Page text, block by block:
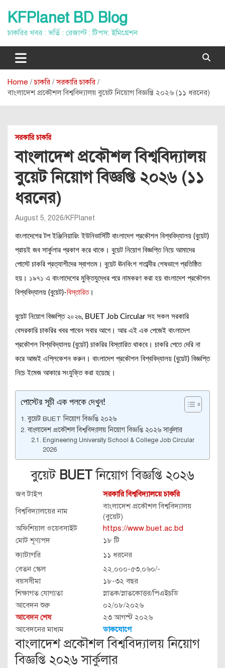
content
KFPlanet BD Blog
চাকরির খবর : ভর্তি : রেজাল্ট : টিপস: ইমিগ্রেশন
Home চাকরি
সরকারি চাকরি
বাংলাদেশ প্রকৌশল বিশ্ববিদ্যালয় বুয়েট নিয়োগ বিজ্ঞপ্তি ২০২৬ (১১ ধরনের)
সরকারি চাকরি
বাংলাদেশ প্রকৌশল বিশ্ববিদ্যালয়
বুয়েট নিয়োগ বিজ্ঞপ্তি ২০২৬ (১১
ধরনের)
August 5, 2026 KFPlanet
বাংলাদেশের টপ ইঞ্জিনিয়ারিং ইউনিভার্সিটি বাংলাদেশ প্রকৌশল বিশ্ববিদ্যালয় (বুয়েট)
প্রায়ই জব সার্কুলার প্রকাশ করে থাকে। বুয়েট নিয়োগ বিজ্ঞপ্তি নিয়ে আমাদের
পোস্টে চাকরি প্রত্যাশীদের স্বাগতম। বুয়েট ঊনবিংশ শতাব্দীর শেষভাগে প্রতিষ্ঠিত
হয়। ১৯৭১ এ বাংলাদেশের মুক্তিযুদ্ধের পরে নামকরণ করা হয় বাংলাদেশ প্রকৌশল
বিশ্ববিদ্যালয় (বুয়েট)-বিস্তারিত।
বুয়েট নিয়োগ বিজ্ঞপ্তি ২০২৬, BUET Job Circular সহ সকল সরকারি
বেসরকারি চাকরির খবর পাবেন সবার আগে। আর এই এক পেজেই বাংলাদেশ
প্রকৌশল বিশ্ববিদ্যালয় (বুয়েট) চাকরির বিস্তারিত থাকবে। চাকরি পেতে দেরি না
করে আজই এপ্লিকেশন করুন। বাংলাদেশ প্রকৌশল বিশ্ববিদ্যালয় (বুয়েট) বিজ্ঞপ্তি
নিচে ইমেজ আকারে সংযুক্তি করা হয়েছে।
পোস্টের সূচী এক পলকে দেখুন!
বুয়েট BUET নিয়োগ বিজ্ঞপ্তি ২০২৬
বাংলাদেশ প্রকৌশল বিশ্ববিদ্যালয় নিয়োগ বিজ্ঞপ্তি ২০২৬ সার্কুলার
Engineering University School & College Job Circular
2026
বুয়েট BUETনিয়োগ বিজ্ঞপ্তি ২০২৬
জব টাইপ
সরকারি বিশ্ববিদ্যালয়ে চাকরি
বিশ্ববিদ্যালয়ের নাম
বাংলাদেশ প্রকৌশল বিশ্ববিদ্যালয়
(বুয়েট)
অফিশিয়াল ওয়েবসাইট
https://www.buet.ac.bd
মোট শূণ্যপদ
১৮ টি
ক্যাটাগরি
১১ ধরনের
বেতন স্কেল
২২,০০০-৫৩,০৬০/-
বয়সসীমা
১৮-৩২ বছর
শিক্ষাগত যোগ্যতা
স্নাতক/স্নাতকোত্তর/পিএইচডি
আবেদন শুরু
০২/০৮/২০২৬
আবেদন শেষ
২৩ আগস্ট ২০২৬
আবেদনের মাধ্যম
ডাকযোগে
বাংলাদেশ প্রকৌশল বিশ্ববিদ্যালয় নিয়োগ
বিজ্ঞপ্তি ২০২৬ সার্কুলার